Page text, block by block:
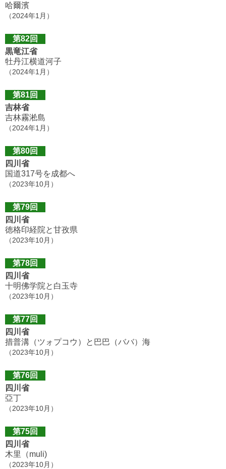
哈爾濱
（2024年1月）
第82回
黒竜江省
牡丹江横道河子
（2024年1月）
第81回
吉林省
吉林霧淞島
（2024年1月）
第80回
四川省
国道317号を成都へ
（2023年10月）
第79回
四川省
徳格印経院と甘孜県
（2023年10月）
第78回
四川省
十明佛学院と白玉寺
（2023年10月）
第77回
四川省
措普溝（ツォプコウ）と巴巴（ババ）海
（2023年10月）
第76回
四川省
亞丁
（2023年10月）
第75回
四川省
木里（muli)
（2023年10月）